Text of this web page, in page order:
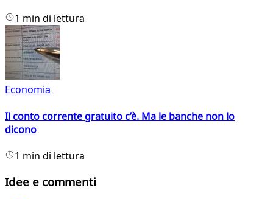
1 min di lettura
Economia
Il conto corrente gratuito c’è. Ma le banche non lo
dicono
1 min di lettura
Idee e commenti